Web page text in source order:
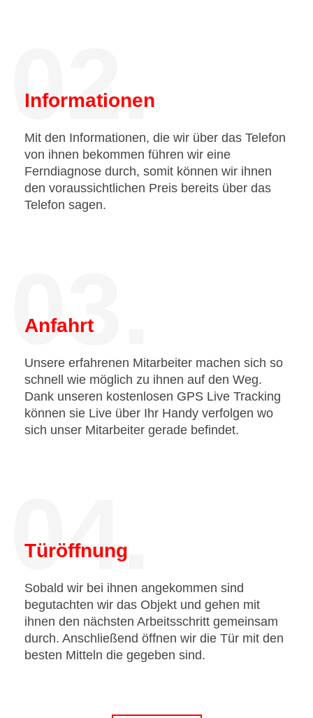
02.
Informationen
Mit den Informationen, die wir über das Telefon
von ihnen bekommen führen wir eine
Ferndiagnose durch, somit können wir ihnen
den voraussichtlichen Preis bereits über das
Telefon sagen.
03.
Anfahrt
Unsere erfahrenen Mitarbeiter machen sich so
schnell wie möglich zu ihnen auf den Weg.
Dank unseren kostenlosen GPS Live Tracking
können sie Live über Ihr Handy verfolgen wo
sich unser Mitarbeiter gerade befindet.
04.
Türöffnung
Sobald wir bei ihnen angekommen sind
begutachten wir das Objekt und gehen mit
ihnen den nächsten Arbeitsschritt gemeinsam
durch. Anschließend öffnen wir die Tür mit den
besten Mitteln die gegeben sind.